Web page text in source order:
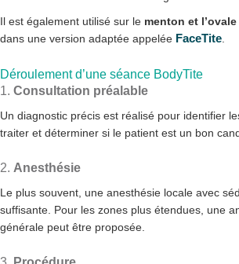
Il est également utilisé sur le menton et
dans une version adaptée appelée FaceTite
Déroulement d’une séance BodyTite
1. Consultation préalable
Un diagnostic précis est réalisé pour identifier
traiter et déterminer si le patient est un bon
2. Anesthésie
Le plus souvent, une anesthésie locale avec
suffisante. Pour les zones plus étendues, une
générale peut être proposée.